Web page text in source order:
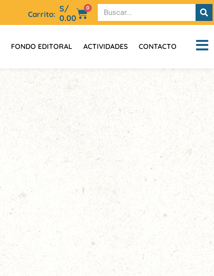
Carrito:
S/
0.00
0
FONDO EDITORAL ACTIVIDADES CONTACTO